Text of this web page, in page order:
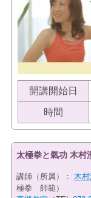
開講開始日
時間
太極拳と氣功 木村
講師（所属）： 木
極拳 師範）